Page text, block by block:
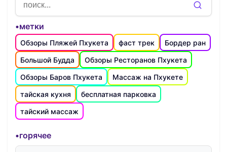
•метки
Обзоры Пляжей Пхукета фаст трек
Бордер ран
Большой Будда
Обзоры Ресторанов Пхукета
Обзоры Баров Пхукета
Массаж на Пхукете
тайская кухня
бесплатная парковка
тайский массаж
•горячее